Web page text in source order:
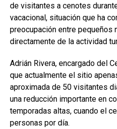
de visitantes a cenotes
vacacional, situación que ha
preocupación entre pequeños
directamente de la actividad
Adrián Rivera, encargado del
que actualmente el sitio
aproximada de 50 visitantes
una reducción importante en
temporadas altas, cuando el
personas por día.